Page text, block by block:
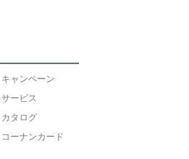
キャンペーン
サービス
カタログ
コーナンカード